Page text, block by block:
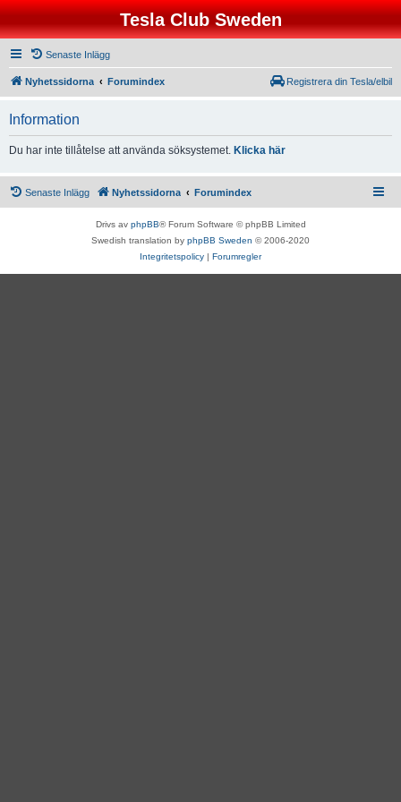
Tesla Club Sweden
Senaste Inlägg
Nyhetssidorna Forumindex Registrera din Tesla/elbil
Information
Du har inte tillåtelse att använda söksystemet. Klicka här
Senaste Inlägg Nyhetssidorna Forumindex
Drivs av phpBB® Forum Software © phpBB Limited
Swedish translation by phpBB Sweden © 2006-2020
Integritetspolicy | Forumregler